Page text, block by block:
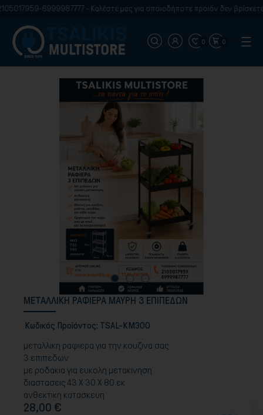
6999987777 - Καλέστε μας για οποιοδήποτε προιόν δεν βρίσκετε
0 0
ΜΕΤΑΛΛΙΚΗ ΡΑΦΙΕΡΑ ΜΑΥΡΗ 3 ΕΠΙΠΕΔΩΝ
Κωδικός Προϊόντος: TSAL-KM300
μεταλλικη ραφιερα για την κουζινα σας
3 επιπεδων
με ροδακια για ευκολη μετακινηση
διαστασεις 43 Χ 30 Χ 80 εκ
ανθεκτικη κατασκευη
28,00 €